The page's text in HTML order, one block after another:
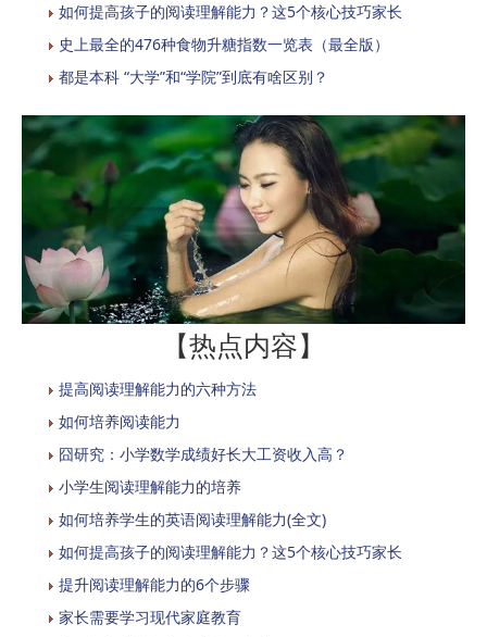
如何提高孩子的阅读理解能力？这5个核心技巧家长
史上最全的476种食物升糖指数一览表（最全版）
都是本科 “大学”和“学院”到底有啥区别？
【热点内容】
提高阅读理解能力的六种方法
如何培养阅读能力
囧研究：小学数学成绩好长大工资收入高？
小学生阅读理解能力的培养
如何培养学生的英语阅读理解能力(全文)
如何提高孩子的阅读理解能力？这5个核心技巧家长
提升阅读理解能力的6个步骤
家长需要学习现代家庭教育